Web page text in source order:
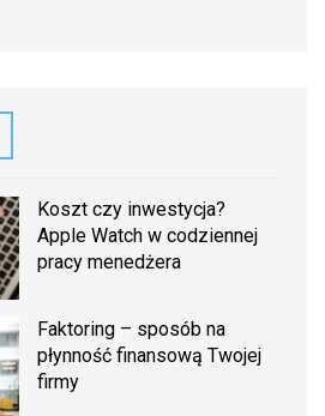
Koszt czy inwestycja?
Apple Watch w codziennej
pracy menedżera
Faktoring – sposób na
płynność finansową Twojej
firmy